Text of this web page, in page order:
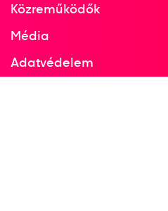
Közreműködők
Média
Adatvédelem